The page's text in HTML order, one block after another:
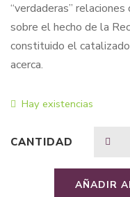
“verdaderas”
sobre el hecho de la
constituido el
acerca.
Hay existencias
CANTIDAD
AÑADIR